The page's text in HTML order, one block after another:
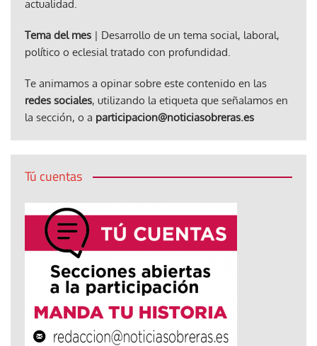
actualidad.
Tema del mes | Desarrollo de un tema social, laboral,
político o eclesial tratado con profundidad.
Te animamos a opinar sobre este contenido en las
redes sociales, utilizando la etiqueta que señalamos en
la sección, o a participacion@noticiasobreras.es
Tú cuentas